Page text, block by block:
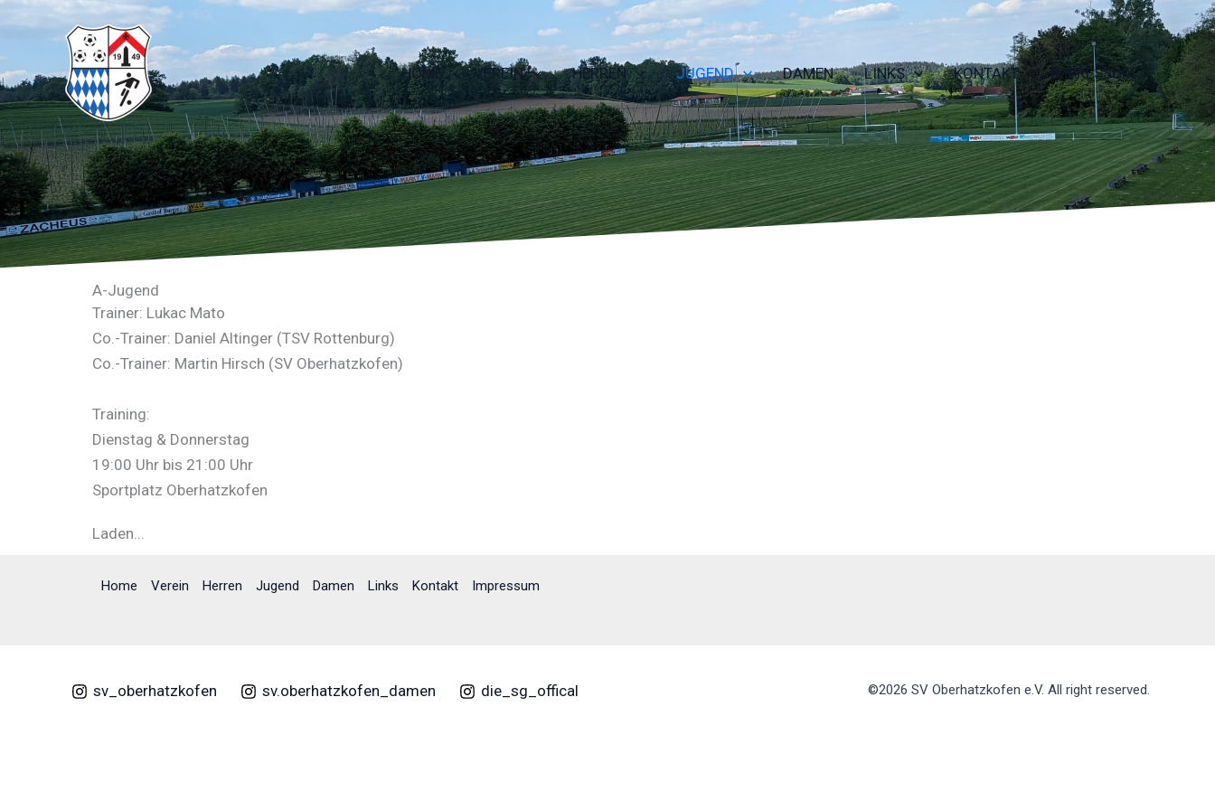
HOME VEREIN HERREN JUGEND DAMEN LINKS KONTAKT IMPRESSUM
A-Jugend
Trainer: Lukac Mato
Co.-Trainer: Daniel Altinger (TSV Rottenburg)
Co.-Trainer: Martin Hirsch (SV Oberhatzkofen)
Training:
Dienstag & Donnerstag
19:00 Uhr bis 21:00 Uhr
Sportplatz Oberhatzkofen
Laden...
Home Verein Herren Jugend Damen Links Kontakt Impressum
sv_oberhatzkofen sv.oberhatzkofen_damen die_sg_offical ©2026 SV Oberhatzkofen e.V. All right reserved.